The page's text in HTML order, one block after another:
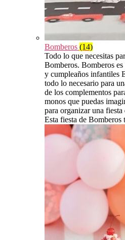
Bomberos (14)
Todo lo que necesitas
Bomberos. Bomberos
y cumpleaños infantiles
todo lo necesario para
de los complementos
monos que puedas
para organizar una
Esta fiesta de